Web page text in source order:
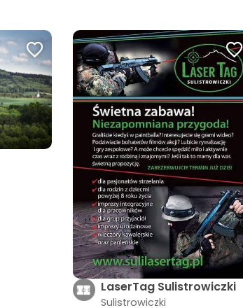
LaserTag Sulistrowiczki
Sulistrowiczki